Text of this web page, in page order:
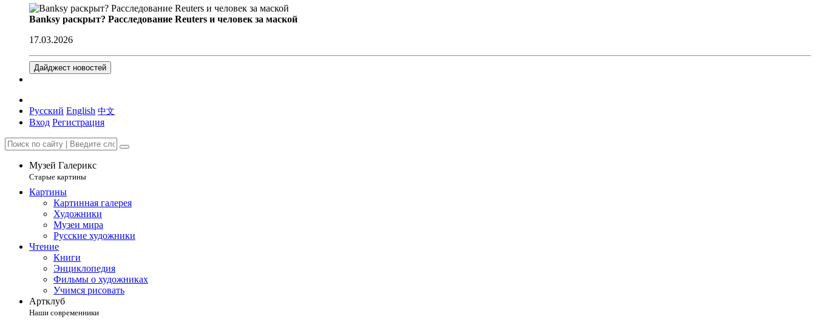
Banksy раскрыт? Расследование Reuters и человек за маской
17.03.2026
Дайджест новостей
Русский English 中文
Вход Регистрация
Музей Галерикс
Старые картины
Картины
Картинная галерея
Художники
Музеи мира
Русские художники
Чтение
Книги
Энциклопедия
Фильмы о художниках
Учимся рисовать
Артклуб
Наши современники